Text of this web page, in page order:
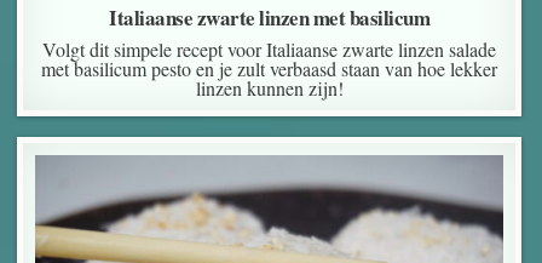
Italiaanse zwarte linzen met basilicum
Volgt dit simpele recept voor Italiaanse zwarte linzen salade
met basilicum pesto en je zult verbaasd staan van hoe lekker
linzen kunnen zijn!